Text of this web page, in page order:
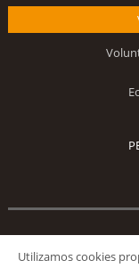
Utilizamos cookies